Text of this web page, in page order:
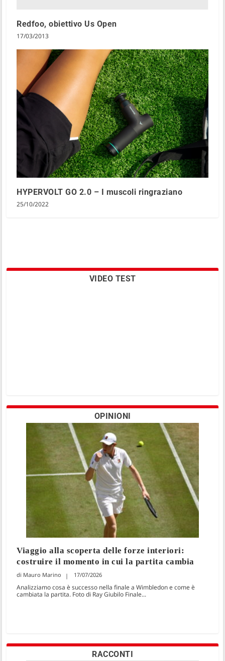
Redfoo, obiettivo Us Open
17/03/2013
HYPERVOLT GO 2.0 – I muscoli ringraziano
25/10/2022
VIDEO TEST
OPINIONI
Viaggio alla scoperta delle forze interiori:
costruire il momento in cui la partita cambia
Mauro Marino 17/07/2026
Analizziamo cosa è successo nella finale a Wimbledon e come è
cambiata la partita. Foto di Ray Giubilo Finale...
RACCONTI